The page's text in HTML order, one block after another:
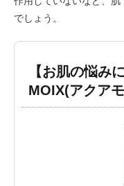
でしょう。
【お肌の悩み
MOIX(アクア